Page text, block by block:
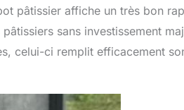
pâtissier affiche un très bon
sans investissement
celui-ci remplit efficacement